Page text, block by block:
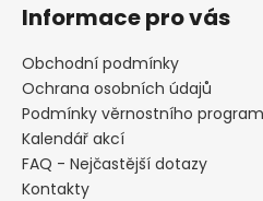
Informace pro vás
Obchodní podmínky
Ochrana osobních údajů
Podmínky věrnostního
Kalendář akcí
FAQ - Nejčastější dotazy
Kontakty